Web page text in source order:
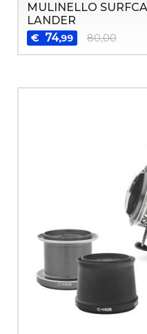
MULINELLO
LANDER
€ 74,99 80,00